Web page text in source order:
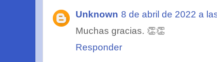
Unknown 8 de abril de 2022 a
Muchas gracias. 👏👏
Responder